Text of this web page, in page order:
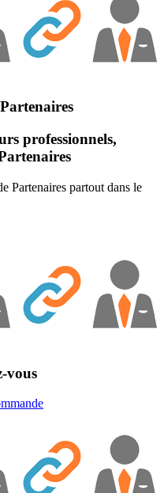
professionnels,
Partenaires partout dans le
vous